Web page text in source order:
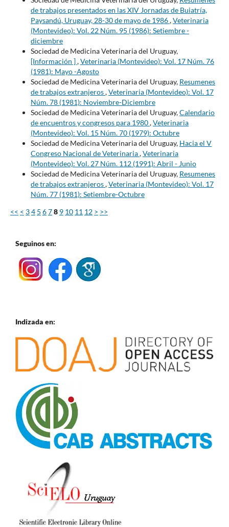
de trabajos presentados en las XIV Jornadas de Buiatría,
Paysandú, Uruguay, 28-30 de mayo de 1986,Veterinaria
(Montevideo): Vol. 22 Núm. 95 (1986): Setiembre -
diciembre
Sociedad de Medicina Veterinaria del Uruguay,
[Información ],Veterinaria (Montevideo): Vol. 17 Núm. 76
(1981): Mayo -Agosto
Sociedad de Medicina Veterinaria del Uruguay, Resumenes
de trabajos extranjeros,Veterinaria (Montevideo): Vol. 17
Núm. 78 (1981): Noviembre-Diciembre
Sociedad de Medicina Veterinaria del Uruguay,Calendario
de encuentros y congresos para 1980,Veterinaria
(Montevideo): Vol. 15 Núm. 70 (1979): Octubre
Sociedad de Medicina Veterinaria del Uruguay, Hacia el V
Congreso Nacional de Veterinaria,Veterinaria
(Montevideo): Vol. 27 Núm. 112 (1991): Abril - Junio
Sociedad de Medicina Veterinaria del Uruguay, Resumenes
de trabajos extranjeros,Veterinaria (Montevideo): Vol. 17
Núm. 77 (1981): Setiembre-Octubre
<< < 34 5 678 9 10 11 12 > >>
Seguinos en:
Indizada en: